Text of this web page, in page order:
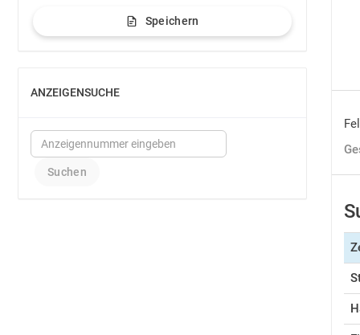
Speichern
ANZEIGENSUCHE
EINBLENDEN